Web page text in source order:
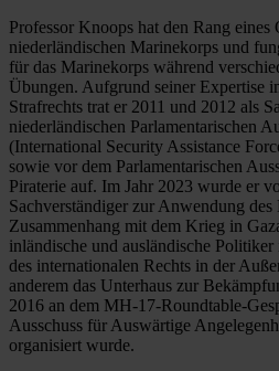
Professor Knoops hat den Rang eines
niederländischen Marinekorps und
für das Marinekorps während
Übungen. Aufgrund seiner Expertise
Strafrechts trat er 2011 und 2012 als
niederländischen Parlamentarischen
(International Security Assistance
sowie vor dem Parlamentarischen
Piraterie auf. Im Jahr 2023 wurde er
Sachverständiger zur Anwendung des
Zusammenhang mit dem Krieg in
inländische und ausländische
des internationalen Rechts in der
anderem das Unterhaus zur
2016 an dem MH-17-Roundtable-
Ausschuss für Auswärtige
organisiert wurde.